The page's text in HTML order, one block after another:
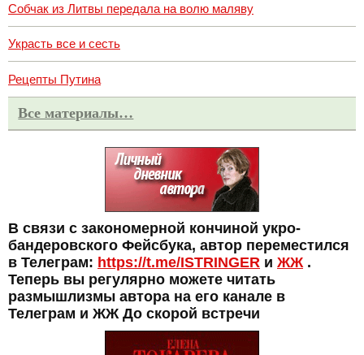
Собчак из Литвы передала на волю маляву
Украсть все и сесть
Рецепты Путина
Все материалы…
В связи с закономерной кончиной укро-
бандеровского Фейсбука, автор переместился
в Телеграм: https://t.me/ISTRINGER и ЖЖ .
Теперь вы регулярно можете читать
размышлизмы автора на его канале в
Телеграм и ЖЖ До скорой встречи